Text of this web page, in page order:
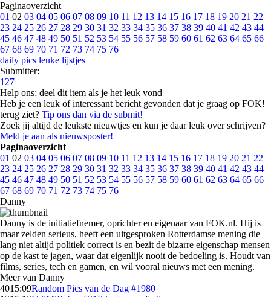
Paginaoverzicht
01 02 03 04 05 06 07 08 09 10 11 12 13 14 15 16 17 18 19 20 21 22
23 24 25 26 27 28 29 30 31 32 33 34 35 36 37 38 39 40 41 42 43 44
45 46 47 48 49 50 51 52 53 54 55 56 57 58 59 60 61 62 63 64 65 66
67 68 69 70 71 72 73 74 75 76
daily pics leuke lijstjes
Submitter:
127
Help ons; deel dit item als je het leuk vond
Heb je een leuk of interessant bericht gevonden dat je graag op FOK!
terug ziet? Tip ons dan via de submit!
Zoek jij altijd de leukste nieuwtjes en kun je daar leuk over schrijven?
Meld je aan als nieuwsposter!
Paginaoverzicht
01 02 03 04 05 06 07 08 09 10 11 12 13 14 15 16 17 18 19 20 21 22
23 24 25 26 27 28 29 30 31 32 33 34 35 36 37 38 39 40 41 42 43 44
45 46 47 48 49 50 51 52 53 54 55 56 57 58 59 60 61 62 63 64 65 66
67 68 69 70 71 72 73 74 75 76
Danny
Danny is de initiatiefnemer, oprichter en eigenaar van FOK.nl. Hij is
maar zelden serieus, heeft een uitgesproken Rotterdamse mening die
lang niet altijd politiek correct is en bezit de bizarre eigenschap mensen
op de kast te jagen, waar dat eigenlijk nooit de bedoeling is. Houdt van
films, series, tech en gamen, en wil vooral nieuws met een mening.
Meer van Danny
4015:09Random Pics van de Dag #1980